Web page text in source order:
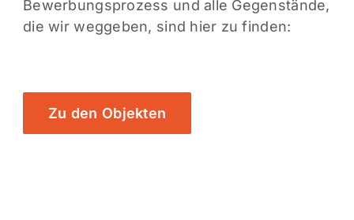
Bewerbungsprozess und alle Gegenstände,
die wir weggeben, sind hier zu finden:
Zu den Objekten